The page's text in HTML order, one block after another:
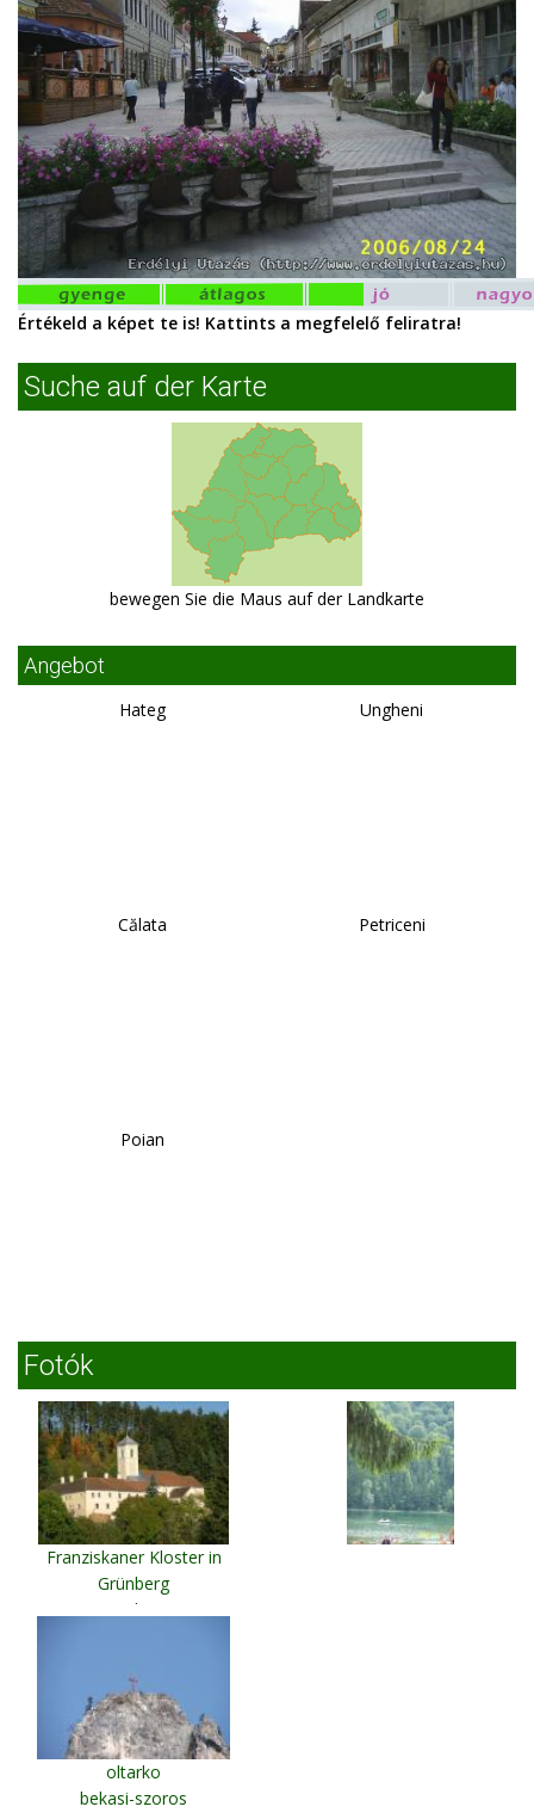
Értékeld a képet te is! Kattints a megfelelő feliratra!
Suche auf der Karte
bewegen Sie die Maus auf der Landkarte
Angebot
Hateg Ungheni
Călata Petriceni
Poian
Fotók
Franziskaner Kloster in
Grünberg
Grünberg
oltarko
bekasi-szoros